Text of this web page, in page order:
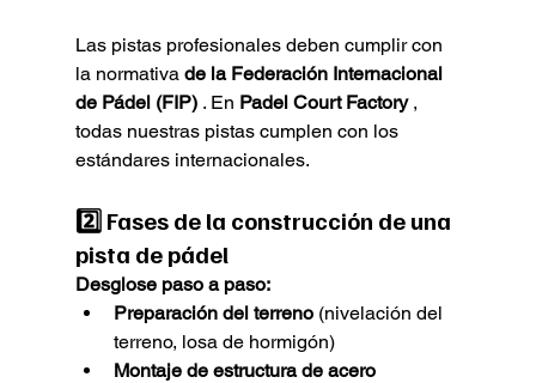
Las pistas profesionales deben cumplir con
la normativa de la Federación Internacional
de Pádel (FIP) . En Padel Court Factory ,
todas nuestras pistas cumplen con los
estándares internacionales.
2️⃣ Fases de la construcción de una
pista de pádel
Desglose paso a paso:
Preparación del terreno (nivelación del
terreno, losa de hormigón)
Montaje de estructura de acero